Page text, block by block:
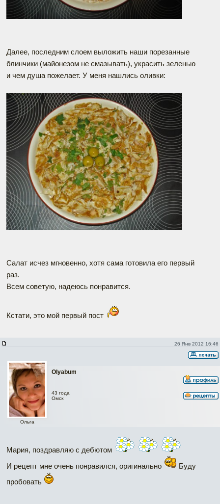
Далее, последним слоем выложить наши порезанные
блинчики (майонезом не смазывать), украсить зеленью
и чем душа пожелает. У меня нашлись оливки:
Салат исчез мгновенно, хотя сама готовила его первый
раз.
Всем советую, надеюсь понравится.
Кстати, это мой первый пост
26 Янв 2012 16:46
Olyabum
Ольга
43 года
Омск
Мария, поздравляю с дебютом
И рецепт мне очень понравился, оригинально
Буду
пробовать